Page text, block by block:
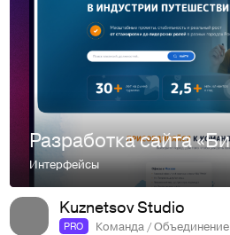
Интерфейсы
Kuznetsov Studio
PRO Команда / Объединение